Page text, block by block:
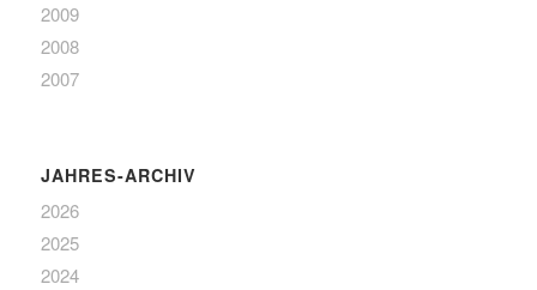
2009
2008
2007
JAHRES-ARCHIV
2026
2025
2024